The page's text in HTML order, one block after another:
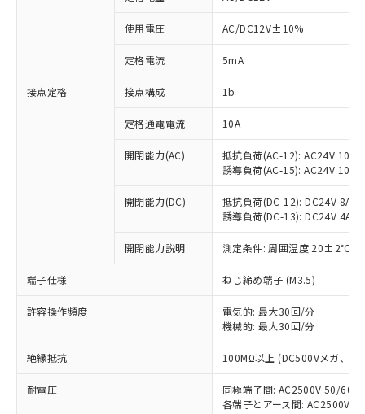
使用電圧 AC/DC12V±10%
定格電流 5mA
接点定格 接点構成 1b
定格通電電流 10A
開閉能力(AC)
抵抗負荷(AC-12): AC24V 10A/
誘導負荷(AC-15): AC24V
開閉能力(DC)
抵抗負荷(DC-12): DC24V 8A/
誘導負荷(DC-13): DC24V 4A/
開閉能力説明 測定条件: 周囲温度 20±2℃、
端子仕様 ねじ締め端子 (M3.5)
許容操作頻度
電気的: 最大30回/分
機械的: 最大30回/分
絶縁抵抗 100MΩ以上 (DC500Vメガ、点
耐電圧
同極端子間: AC2500V 50/
各端子とアース間: AC2500V
ご利用条件
以下の条件をお読みいただき、同意のうえ
本サービスは、当社制御機器事業取扱
商品の当社在庫状況および標準価格
(税抜)を提供させていただくもので
当社制御機器事業取扱商品の中には、
本サービスの対象外となる商品もある
ことをご了承ください。
在庫状況および標準価格照会結果は、
記載している更新日時点での社内デー
タに基づき作成されるものであり、閲
覧された時点での実際の在庫および標
準価格とは異なる場合があることをご
対応済み：EU RoHS指令（10物質）の
非含有に対応した製品が提供可能な商品で
す。
対応予定：EU RoHS指令（10物質）の非含
有に対応した製品に切り替える予定のある
対応予定なし：EU RoHS指令（10物質）の
非含有に非対応の商品で、対応品を出す予
調査・確認中：EU RoHS指令（10物質）の
非含有の対応状況を調査中または確認中の
非該当品：ライセンス料など無形物で、有
害物質有無と関係のない商品です。
仕入先様の事情により、非含有部品として
いたものが、含有品と判明した場合などや
むを得ず変更することがあります。
*EU RoHS指令（10物質）：
鉛(Pb) 1000ppm以下、 水銀(Hg) 1000ppm以下、 カド
六価クロム(Cr(Ⅵ)) 1000ppm以下、ポリ臭化ビフェニル
類(PBB) 1000ppm以下、ポリ臭化ジフェニルエーテル類
「○」：最大均質材料含有率が中国RoHSの
基準値以下であることを示します。
「×」：最大均質材料含有率が中国RoHSの
基準値を超えていることを示します。
「－」：未確認です。当社販売部門へお問
*中国RoHS10物質の基準値 (GB/T26572)：
Pb(鉛) :1000ppm、 Hg(水銀) : 1000ppm、 Cd(カドミウ
Cr(Ⅵ)(六価クロム) : 1000ppm、 PBBs(ポリ臭化ビフェ
当社は、これら貴社製品のうち、外国
為替および外国貿易法に定める商品
（以下｢規制貨物等」という）を輸出
または国外への提供する場合は、日本
可)を取得するなどの必要な手続きを